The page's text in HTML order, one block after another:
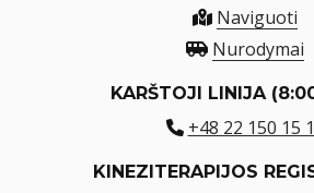
Naviguoti
Nurodymai
KARŠTOJI LINIJA
+48 22 150 15
KINEZITERAPIJOS